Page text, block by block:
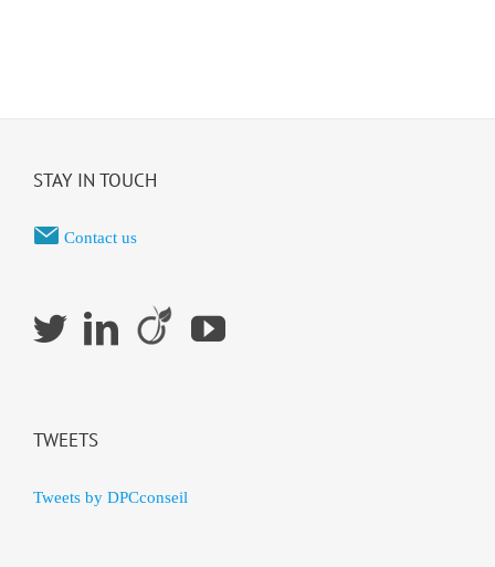
STAY IN TOUCH
Contact us
TWEETS
Tweets by DPCconseil